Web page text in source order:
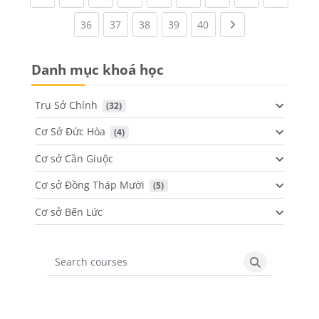
36(current)
37(current)
38(current)
39(current)
40(current)Next page
Danh mục khoá học
Trụ Sở Chính (32)
Cơ Sở Đức Hòa (4)
Cơ sở Cần Giuộc
Cơ sở Đồng Tháp Mười
(5)
Cơ sở Bến Lức
Search courses
Search